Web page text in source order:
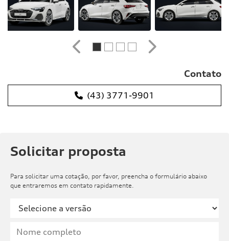
Solicitar proposta
Para solicitar uma cotação, por favor, preencha o formulário abaixo
que entraremos em contato rapidamente.
Anterior Próximo
Contato
(43) 3771-9901